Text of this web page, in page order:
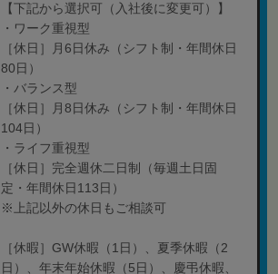
【下記から選択可（入社後に変更可）】
・ワーク重視型
［休日］月6日休み（シフト制・年間休日
80日）
・バランス型
［休日］月8日休み（シフト制・年間休日
104日）
・ライフ重視型
［休日］完全週休二日制（毎週土日固
定・年間休日113日）
※上記以外の休日もご相談可
［休暇］GW休暇（1日）、夏季休暇（2
日）、年末年始休暇（5日）、慶弔休暇、